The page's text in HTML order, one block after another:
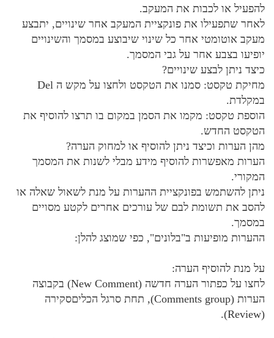
להפעיל או לכבות את המעקב.
לאחר שתפעילו את פונקציית המעקב אחר שינויים, יתבצע
מעקב אוטומטי אחר כל שינוי שיבוצע במסמך והשינויים
יופיעו בצבע אחר על גבי המסמך.
כיצד ניתן לבצע שינויים?
מחיקת טקסט: סמנו את הטקסט ולחצו על מקש ה Del
במקלדת.
הוספת טקסט: מקמו את הסמן במקום בו תרצו להוסיף את
הטקסט החדש.
מהן הערות וכיצד ניתן להוסיף או למחוק הערה?
הערות מאפשרות להוסיף מידע מבלי לשנות את המסמך
המקורי.
ניתן להשתמש בפונקציית ההערות על מנת לשאול שאלה או
להסב את תשומת לבם של עורכים אחרים לקטע מסויים
במסמך.
ההערות מופיעות ב"בלונים", כפי שמוצג להלן:
על מנת להוסיף הערה:
לחצו על כפתור הערה חדשה (New Comment) בקבוצה
הערות (Comments group), תחת סרגל הכליםסקירה
(Review).